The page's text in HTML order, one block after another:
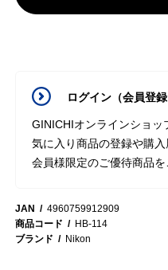
ログイン（会員登
GINICHIオンラインショッ
気に入り商品の登録や購入
会員様限定のご優待商品を
JAN
4960759912909
商品コード
HB-114
ブランド
Nikon